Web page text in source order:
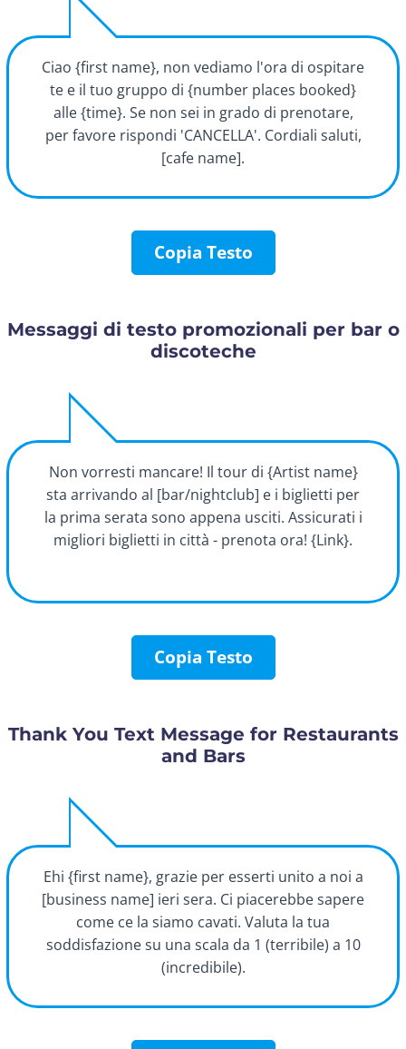
Ciao {first name}, non vediamo l'ora di ospitare
te e il tuo gruppo di {number places booked}
alle {time}. Se non sei in grado di prenotare,
per favore rispondi 'CANCELLA'. Cordiali saluti,
[cafe name].
Copia Testo
Messaggi di testo promozionali per bar o
discoteche
Non vorresti mancare! Il tour di {Artist name}
sta arrivando al [bar/nightclub] e i biglietti per
la prima serata sono appena usciti. Assicurati i
migliori biglietti in città - prenota ora! {Link}.
Copia Testo
Thank You Text Message for Restaurants
and Bars
Ehi {first name}, grazie per esserti unito a noi a
[business name] ieri sera. Ci piacerebbe sapere
come ce la siamo cavati. Valuta la tua
soddisfazione su una scala da 1 (terribile) a 10
(incredibile).